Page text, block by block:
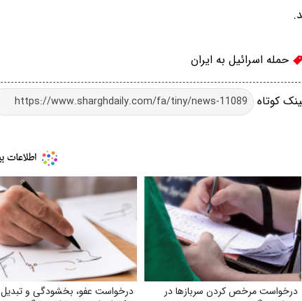
حمله اسرائیل به ایران
کوتاه
درخواست مرخص کردن سربازها در
درخواست عفو، بخشودگی و تبدیل